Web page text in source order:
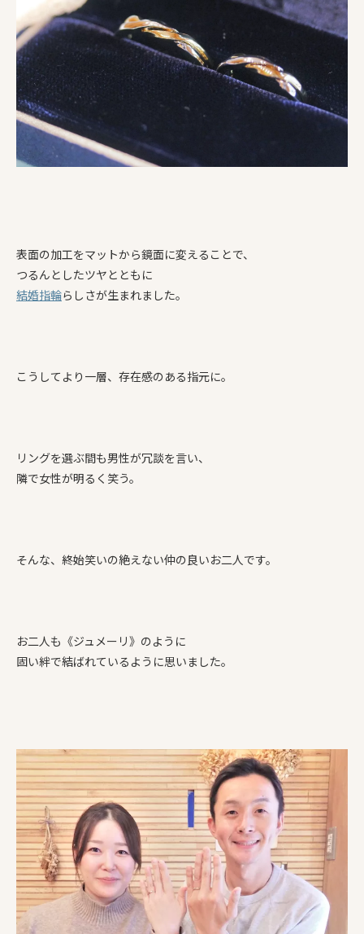
表面の加工をマットから鏡面に変えることで、
つるんとしたツヤとともに
結婚指輪らしさが生まれました。
こうしてより一層、存在感のある指元に。
リングを選ぶ間も男性が冗談を言い、
隣で女性が明るく笑う。
そんな、終始笑いの絶えない仲の良いお二人です。
お二人も《ジュメーリ》のように
固い絆で結ばれているように思いました。